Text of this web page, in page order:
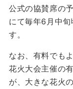
公式の協賛席の
にて毎年6月中
す。
なお、有料でも
花火大会主催の
が、大きな花火